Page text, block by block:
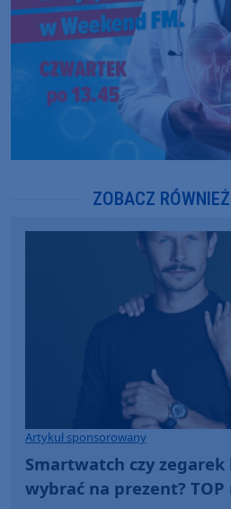
ZOBACZ RÓWNIEŻ
Artykuł sponsorowany
Smartwatch czy zegarek
wybrać na prezent?